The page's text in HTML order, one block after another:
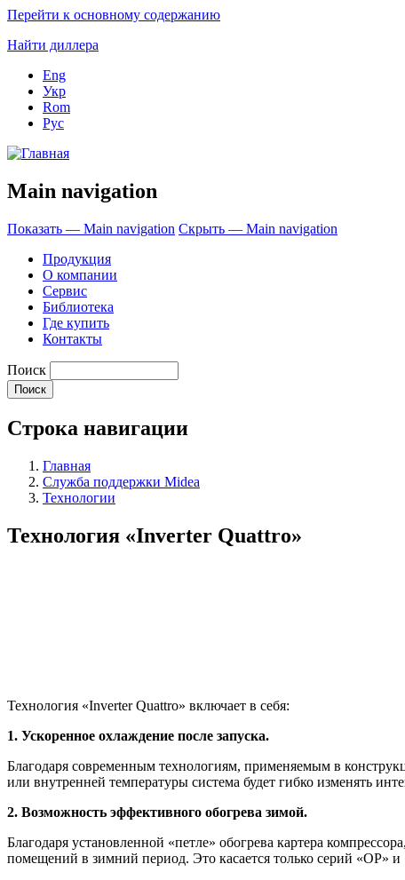
Перейти к основному содержанию
Найти диллера
Eng
Укр
Rom
Рус
Main navigation
Показать — Main navigation Скрыть — Main navigation
Продукция
О компании
Сервис
Библиотека
Где купить
Контакты
Поиск
Строка навигации
Главная
Служба поддержки Midea
Технологии
Технология «Inverter Quattro»
Технология «Inverter Quattro» включает в себя:
1. Ускоренное охлаждение после запуска.
Благодаря современным технологиям, применяемым в
или внутренней температуры система будет гибко изменять
2. Возможность эффективного обогрева зимой.
Благодаря установленной «петле» обогрева картера
помещений в зимний период. Это касается только серий «ОР» и